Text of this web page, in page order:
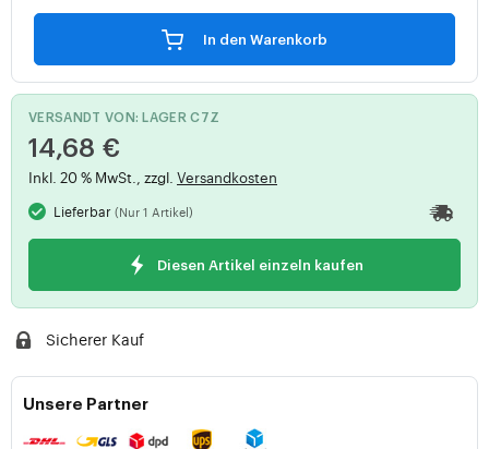
In den Warenkorb
VERSANDT VON: LAGER C7Z
14,68 €
Inkl. 20 % MwSt., zzgl. Versandkosten
Lieferbar(Nur 1 Artikel)
Diesen Artikel einzeln kaufen
Sicherer Kauf
Unsere Partner